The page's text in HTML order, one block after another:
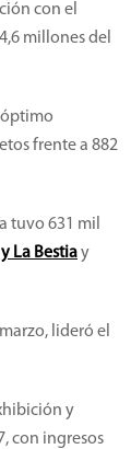
con el
millones del
óptimo
frente a 882
tuvo 631 mil
La Bestiay
lideró el
y
con ingresos